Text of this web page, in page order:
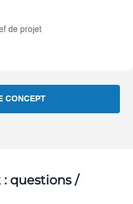
de projet
CONCEPT
questions /